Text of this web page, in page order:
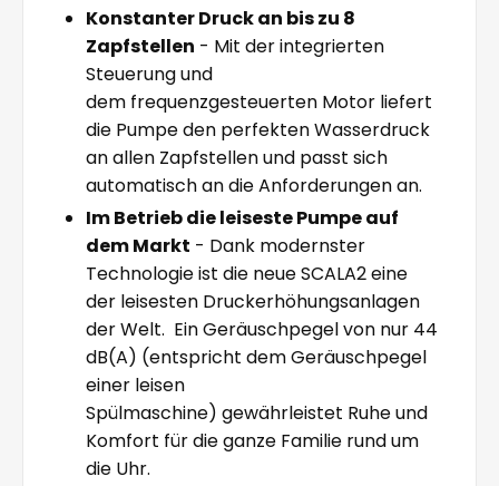
Konstanter Druck an bis zu 8
Zapfstellen - Mit der integrierten
Steuerung und
dem frequenzgesteuerten Motor liefert
die Pumpe den perfekten Wasserdruck
an allen Zapfstellen und passt sich
automatisch an die Anforderungen an.
Im Betrieb die leiseste Pumpe auf
dem Markt - Dank modernster
Technologie ist die neue SCALA2 eine
der leisesten Druckerhöhungsanlagen
der Welt. Ein Geräuschpegel von nur 44
dB(A) (entspricht dem Geräuschpegel
einer leisen
Spülmaschine) gewährleistet Ruhe und
Komfort für die ganze Familie rund um
die Uhr.